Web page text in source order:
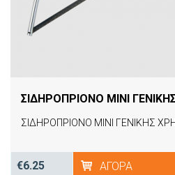
ΣΙΔΗΡΟΠΡΙΟΝΟ MINI ΓΕΝΙΚΗΣ
€6.25 ΑΓΟΡΆ